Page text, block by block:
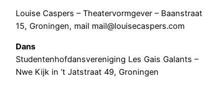
Louise Caspers – Theatervormgever – Baanstraat
15, Groningen, mail mail@louisecaspers.com
Dans
Studentenhofdansvereniging Les Gais Galants –
Nwe Kijk in ’t Jatstraat 49, Groningen